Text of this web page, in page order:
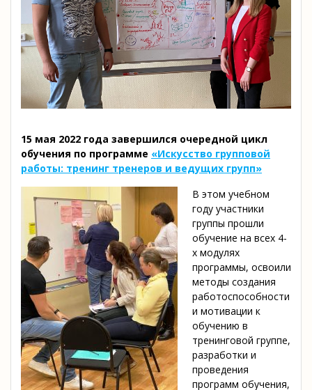
15 мая 2022 года завершился очередной цикл
обучения по программе «Искусство групповой
работы: тренинг тренеров и ведущих групп»
В этом учебном
году участники
группы прошли
обучение на всех 4-
х модулях
программы, освоили
методы создания
работоспособности
и мотивации к
обучению в
тренинговой группе,
разработки и
проведения
программ обучения,